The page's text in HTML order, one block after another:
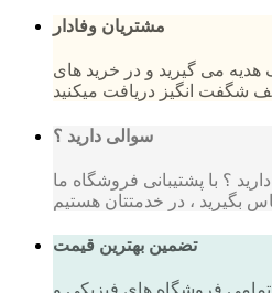
مشتریان وفادار
می گیرید و در خرید های
شگفت انگیز دریافت میکنید
سوالی دارید ؟
؟ با پشتیبانی فروشگاه ما
بگیرید ، در خدمتتان هستیم
تضمین بهترین قیمت